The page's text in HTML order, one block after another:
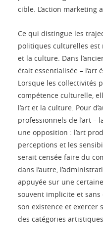
cible. L’action marketing
Ce qui distingue les
politiques culturelles est
et la culture. Dans
était essentialisée – l’art
Lorsque les collectivités
compétence culturelle,
l’art et la culture. Pour
professionnels de l’art –
une opposition : l’art
perceptions et les
serait censée faire du
dans l’autre,
appuyée sur une
souvent implicite et
son existence et exercer
des catégories